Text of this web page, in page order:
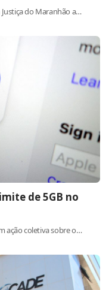
do Maranhão a…
de 5GB no
ação coletiva sobre o…